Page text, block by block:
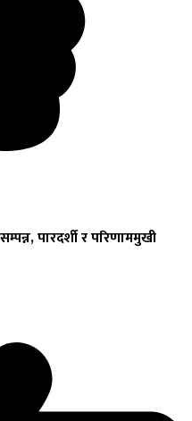
पारदर्शी र परिणाममुखी